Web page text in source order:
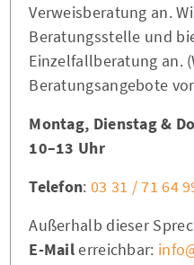
Verweisberatung an.
Beratungsstelle und
Einzelfallberatung an.
Beratungsangebote
Montag, Dienstag &
10–13 Uhr
Telefon: 03 31 / 71 64
Außerhalb dieser
E-Mailerreichbar: